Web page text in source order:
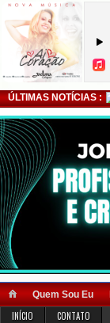
ÚLTIMAS NOTÍCIAS :
Quem Sou Eu
INÍCIO CONTATO